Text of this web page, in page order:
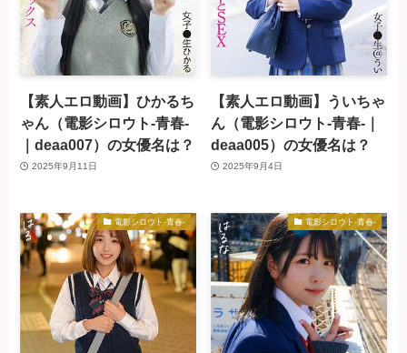
【素人エロ動画】ひかるち
ゃん（電影シロウト-青春-
｜deaa007）の女優名は？
2025年9月11日
【素人エロ動画】ういちゃ
ん（電影シロウト-青春-｜
deaa005）の女優名は？
2025年9月4日
電影シロウト-青春- 電影シロウト-青春-